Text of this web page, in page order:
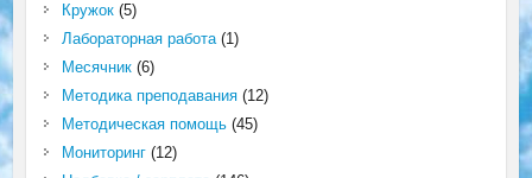
Кружок(5)
Лабораторная работа(1)
Месячник(6)
Методика преподавания(12)
Методическая помощь(45)
Мониторинг(12)